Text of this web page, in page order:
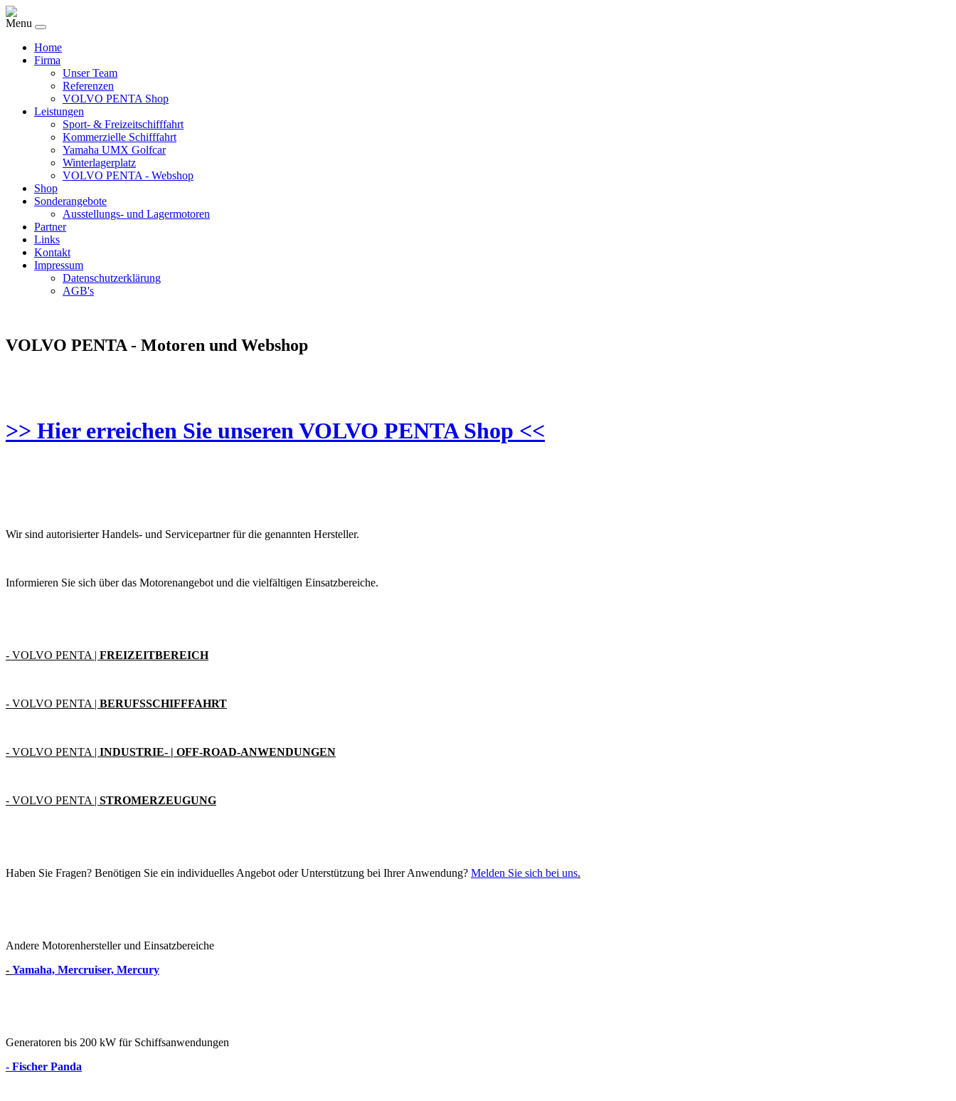
Menu
Home
Firma
Unser Team
Referenzen
VOLVO PENTA Shop
Leistungen
Sport- & Freizeitschifffahrt
Kommerzielle Schifffahrt
Yamaha UMX Golfcar
Winterlagerplatz
VOLVO PENTA - Webshop
Shop
Sonderangebote
Ausstellungs- und Lagermotoren
Partner
Links
Kontakt
Impressum
Datenschutzerklärung
AGB's
VOLVO PENTA - Motoren und Webshop
>> Hier erreichen Sie unseren VOLVO PENTA Shop <<
Wir sind autorisierter Handels- und Servicepartner für die genannten Hersteller.
Informieren Sie sich über das Motorenangebot und die vielfältigen Einsatzbereiche.
- VOLVO PENTA | FREIZEITBEREICH
- VOLVO PENTA | BERUFSSCHIFFFAHRT
- VOLVO PENTA | INDUSTRIE- | OFF-ROAD-ANWENDUNGEN
- VOLVO PENTA | STROMERZEUGUNG
Haben Sie Fragen? Benötigen Sie ein individuelles Angebot oder Unterstützung bei Ihrer Anwendung? Melden Sie sich bei uns.
Andere Motorenhersteller und Einsatzbereiche
- Yamaha, Mercruiser, Mercury
Generatoren bis 200 kW für Schiffsanwendungen
- Fischer Panda